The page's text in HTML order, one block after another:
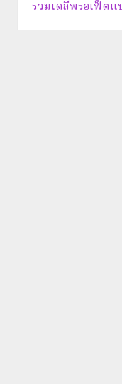
รวมเดลี่พรอเฟ็ต